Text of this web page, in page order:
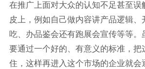
在推广上面对大众的认知不足甚至误
皮上，例如自己做内容讲产品逻辑、
吃、办品鉴会还有跑展会宣传等等。
要通过一个好的、有意义的标准，把
住，这样再进入这个市场的企业就会